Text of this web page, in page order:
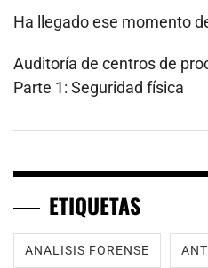
Ha llegado ese momento
Auditoría de centros de
Parte 1: Seguridad física
ETIQUETAS
ANALISIS FORENSE